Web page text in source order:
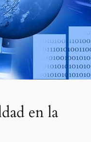
en la